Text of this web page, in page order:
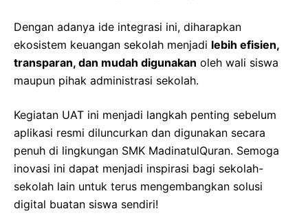
Dengan adanya ide integrasi ini, diharapkan
ekosistem keuangan sekolah menjadi lebih efisien,
transparan, dan mudah digunakan oleh wali siswa
maupun pihak administrasi sekolah.
Kegiatan UAT ini menjadi langkah penting sebelum
aplikasi resmi diluncurkan dan digunakan secara
penuh di lingkungan SMK MadinatulQuran. Semoga
inovasi ini dapat menjadi inspirasi bagi sekolah-
sekolah lain untuk terus mengembangkan solusi
digital buatan siswa sendiri!